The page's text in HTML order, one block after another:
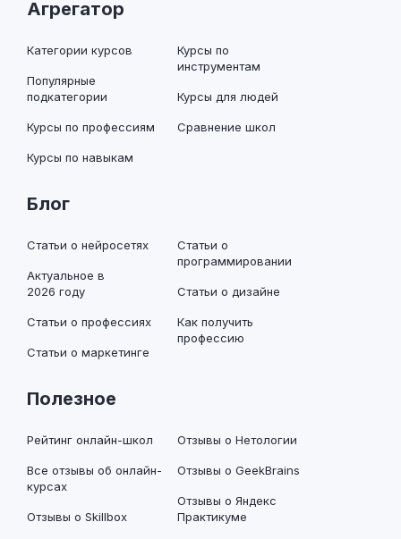
Агрегатор
Категории курсов
Популярные
подкатегории
Курсы по профессиям
Курсы по навыкам
Курсы по
инструментам
Курсы для людей
Сравнение школ
Блог
Статьи о нейросетях
Актуальное в
2026 году
Статьи о профессиях
Статьи о маркетинге
Статьи о
программировании
Статьи о дизайне
Как получить
профессию
Полезное
Рейтинг онлайн-школ
Все отзывы об онлайн-
курсах
Отзывы о Skillbox
Отзывы о Нетологии
Отзывы о GeekBrains
Отзывы о Яндекс
Практикуме